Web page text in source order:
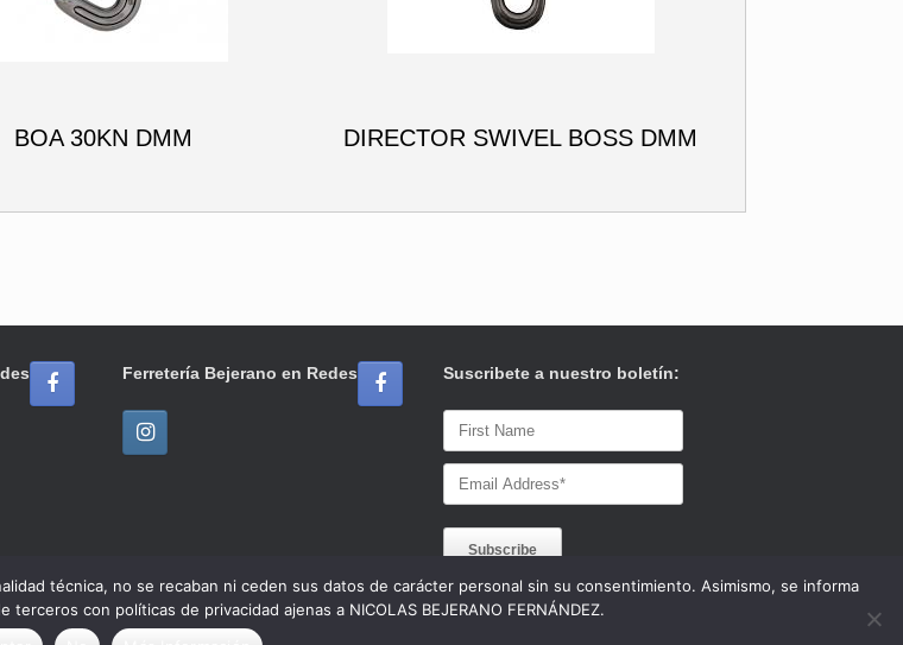
BOA 30KN DMM DIRECTOR SWIVEL BOSS DMM
Ferretería Bejerano en Redes Suscribete a nuestro boletín:
/ Azulejos Bejerano SiteOrigin
técnica, no se recaban ni ceden sus datos de carácter personal sin su consentimiento. Asimismo, se informa
con políticas de privacidad ajenas a NICOLAS BEJERANO FERNÁNDEZ.